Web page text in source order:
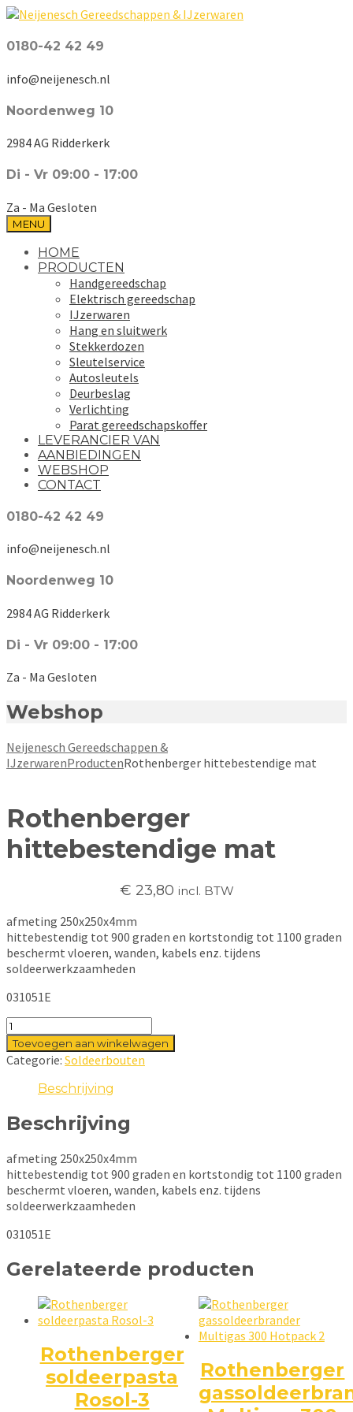
0180-42 42 49
info@neijenesch.nl
Noordenweg 10
2984 AG Ridderkerk
Di - Vr 09:00 - 17:00
Za - Ma Gesloten
MENU
HOME
PRODUCTEN
Handgereedschap
Elektrisch gereedschap
IJzerwaren
Hang en sluitwerk
Stekkerdozen
Sleutelservice
Autosleutels
Deurbeslag
Verlichting
Parat gereedschapskoffer
LEVERANCIER VAN
AANBIEDINGEN
WEBSHOP
CONTACT
0180-42 42 49
info@neijenesch.nl
Noordenweg 10
2984 AG Ridderkerk
Di - Vr 09:00 - 17:00
Za - Ma Gesloten
Webshop
Neijenesch Gereedschappen &
IJzerwarenProductenRothenberger hittebestendige mat
Rothenberger
hittebestendige mat
€ 23,80 incl. BTW
afmeting 250x250x4mm
hittebestendig tot 900 graden en kortstondig tot 1100 graden
beschermt vloeren, wanden, kabels enz. tijdens
soldeerwerkzaamheden
031051E
Rothenberger
hittebestendige
mat
aantal
Toevoegen aan winkelwagen
Categorie: Soldeerbouten
Beschrijving
Beschrijving
afmeting 250x250x4mm
hittebestendig tot 900 graden en kortstondig tot 1100 graden
beschermt vloeren, wanden, kabels enz. tijdens
soldeerwerkzaamheden
031051E
Gerelateerde producten
Rothenberger
soldeerpasta
Rosol-3
Rothenberger